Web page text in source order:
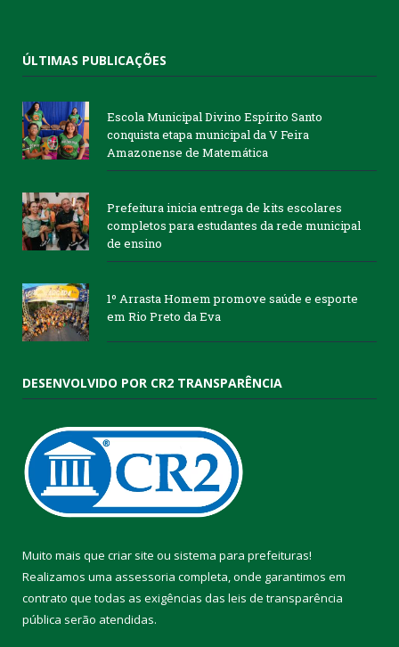
ÚLTIMAS PUBLICAÇÕES
Escola Municipal Divino Espírito Santo
conquista etapa municipal da V Feira
Amazonense de Matemática
Prefeitura inicia entrega de kits escolares
completos para estudantes da rede municipal
de ensino
1º Arrasta Homem promove saúde e esporte
em Rio Preto da Eva
DESENVOLVIDO POR CR2 TRANSPARÊNCIA
Muito mais que criar site ou sistema para prefeituras!
Realizamos uma assessoria completa, onde garantimos em
contrato que todas as exigências das leis de transparência
pública serão atendidas.